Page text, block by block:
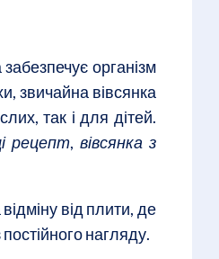
організм
звичайна вівсянка
так і для дітей.
рецепт,вівсянка з
від плити, де
нагляду.